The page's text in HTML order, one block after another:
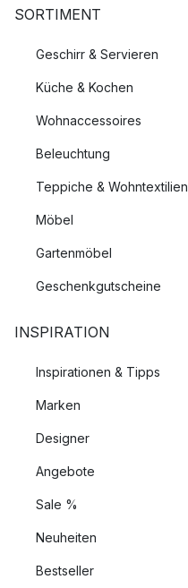
SORTIMENT
Geschirr & Servieren
Küche & Kochen
Wohnaccessoires
Beleuchtung
Teppiche & Wohntextilien
Möbel
Gartenmöbel
Geschenkgutscheine
INSPIRATION
Inspirationen & Tipps
Marken
Designer
Angebote
Sale %
Neuheiten
Bestseller